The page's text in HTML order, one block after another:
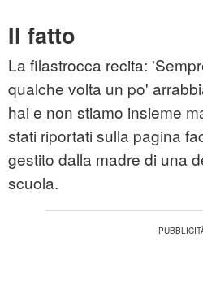
Il fatto
La filastrocca recita:
qualche volta un po'
hai e non stiamo insieme
stati riportati sulla pagina
gestito dalla madre di una
scuola.